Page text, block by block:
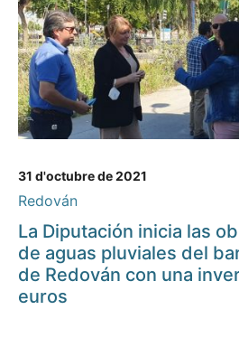
31 d'octubre de 2021
Redován
La Diputación inicia las
de aguas pluviales del
de Redován con una
euros